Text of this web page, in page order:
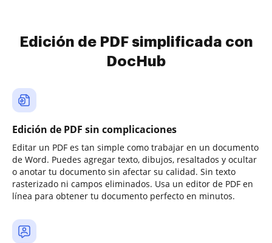
Edición de PDF simplificada con
DocHub
Edición de PDF sin complicaciones
Editar un PDF es tan simple como trabajar en un documento
de Word. Puedes agregar texto, dibujos, resaltados y ocultar
o anotar tu documento sin afectar su calidad. Sin texto
rasterizado ni campos eliminados. Usa un editor de PDF en
línea para obtener tu documento perfecto en minutos.